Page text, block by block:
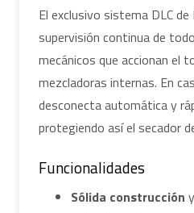
El exclusivo sistema DLC
supervisión continua de
mecánicos que accionan el
mezcladoras internas. En
desconecta automática y
protegiendo así el secador
Funcionalidades
Sólida construcción